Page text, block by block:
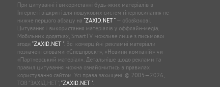
При цитуванні і використанні будь-яких матеріалів в
Інтернеті відкриті для пошукових систем гіперпосилання не
нижче першого абзацу на "ZAXID.NET "— обов’язкові.
Цитування і використання матеріалів у оффлайн-медіа,
Мобільних додатках, SmartTV можливе лише з письмової
згоди "ZAXID.NET ". Всі комерційні рекламні матеріали
позначені словами «Спецпроєкт», «Новини компаній» чи
«Партнерський матеріал». Детальніше щодо реклами та
правил цитування можна ознайомитись в правилах
користування сайтом. Усі права захищені. © 2005—2026,
ТОВ “ЗАХІД.НЕТ”, "ZAXID.NET ".